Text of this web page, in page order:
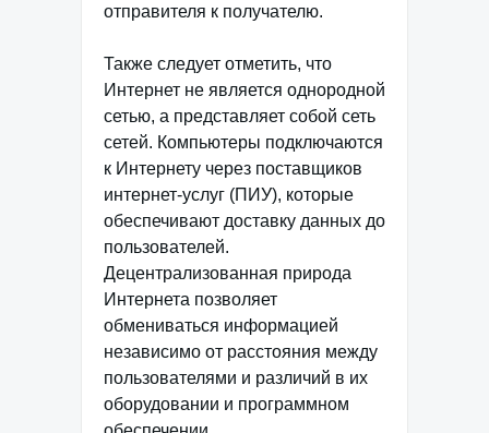
отправителя к получателю.
Также следует отметить, что
Интернет не является однородной
сетью, а представляет собой сеть
сетей. Компьютеры подключаются
к Интернету через поставщиков
интернет-услуг (ПИУ), которые
обеспечивают доставку данных до
пользователей.
Децентрализованная природа
Интернета позволяет
обмениваться информацией
независимо от расстояния между
пользователями и различий в их
оборудовании и программном